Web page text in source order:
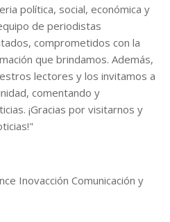
política, social, económica y
de periodistas
comprometidos con la
que brindamos. Además,
lectores y los invitamos a
comentando y
¡Gracias por visitarnos y
Inovacción Comunicación y